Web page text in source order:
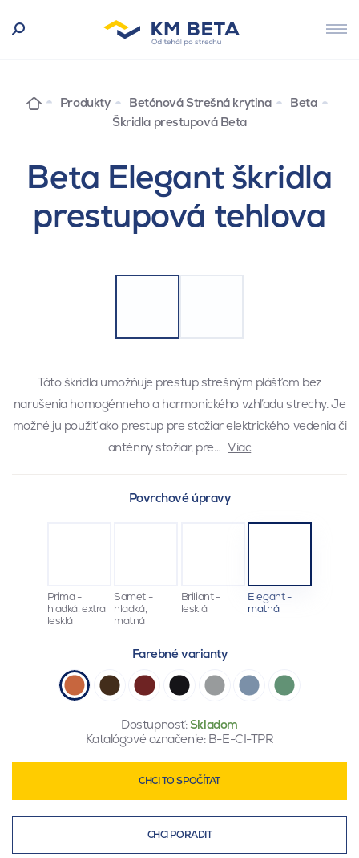
Produkty Betónová Strešná krytina
Beta
Škridla prestupová Beta
Beta Elegant škridla
prestupová tehlova
Táto škridla umožňuje prestup strešným plášťom bez
narušenia homogénneho a harmonického vzhľadu strechy. Je
možné ju použiť ako prestup pre stožiar elektrického vedenia či
anténny stožiar, pre… Viac
Povrchové úpravy
Prima -
hladká, extra
lesklá
Samet -
hladká,
matná
Briliant -
lesklá
Elegant -
matná
Farebné varianty
Dostupnosť:Skladom
Katalógové označenie: B-E-CI-TPR
CHCI TO SPOČÍTAT
CHCI PORADIT